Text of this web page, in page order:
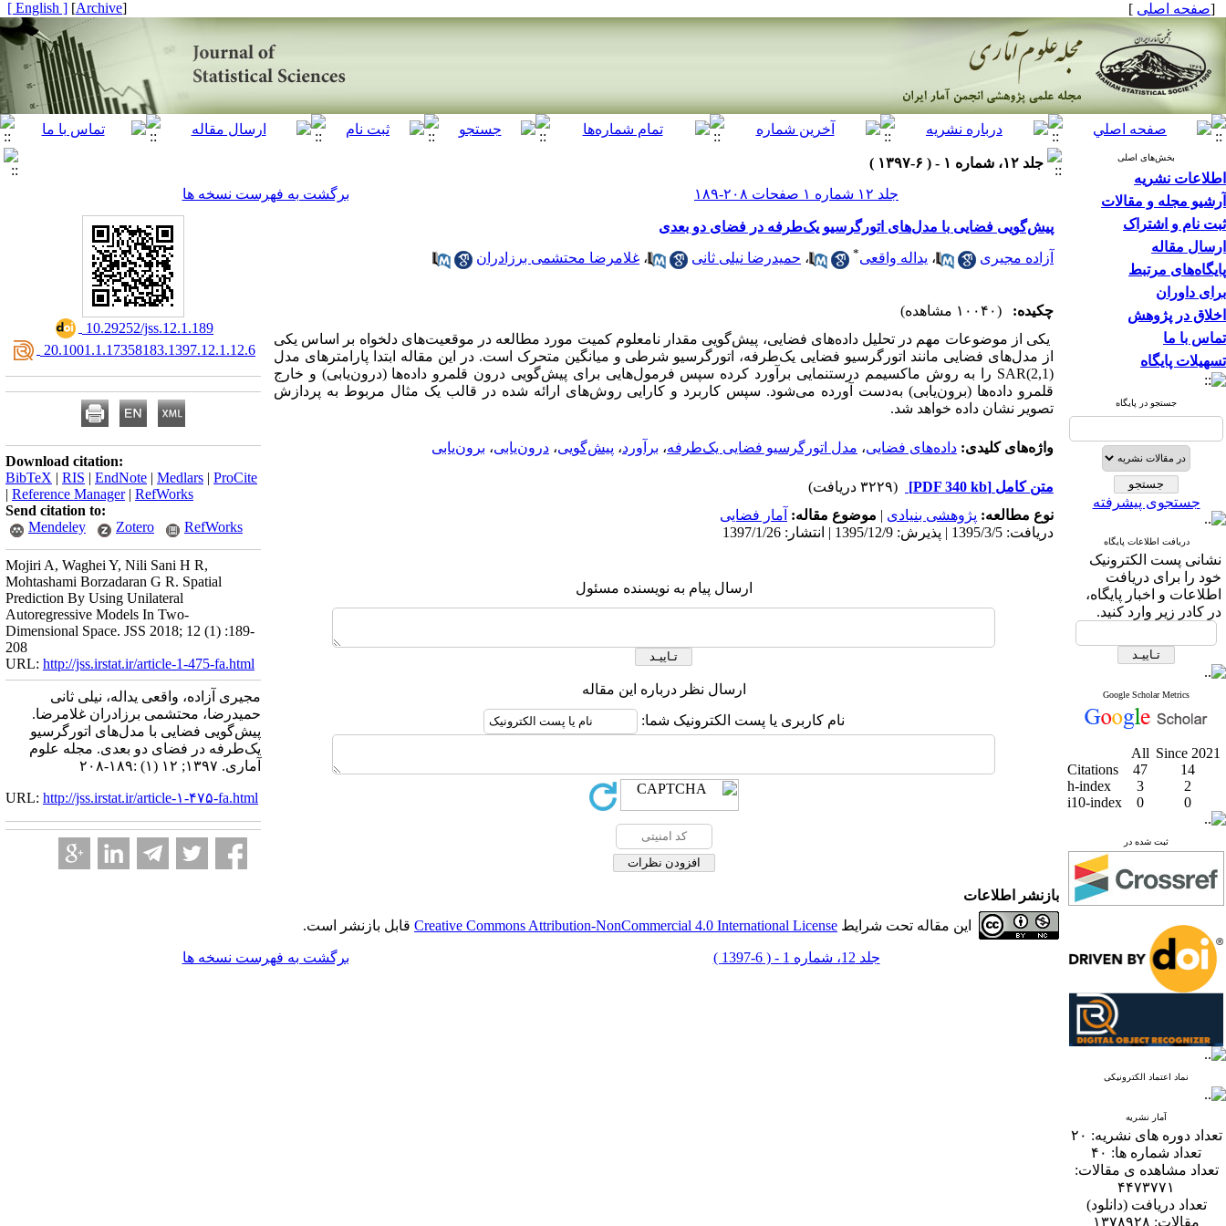
[صفحه اصلی ]
[
Archive
]
[ English ]
بخش‌های اصلی
اطلاعات نشریه
آرشیو مجله و مقالات
ثبت نام و اشتراک
ارسال مقاله
پایگاه‌های مرتبط
برای داوران
اخلاق در پژوهش
تماس با ما
تسهیلات پایگاه
جستجو در پایگاه
جستجوی پیشرفته
دریافت اطلاعات پایگاه
نشانی پست الکترونیک
خود را برای دریافت
اطلاعات و اخبار پایگاه،
در کادر زیر وارد کنید.
Google Scholar Metrics
All Since 2021
Citations
47
14
h-index
3
2
i10-index
0 0
ثبت شده در
نماد اعتماد الکترونیکی
آمار نشریه
تعداد دوره های نشریه: ۲۰
تعداد شماره ها: ۴۰
تعداد مشاهده ی مقالات:
۴۴۷۳۷۷۱
تعداد دریافت (دانلود)
مقالات: ۱۳۷۸۹۲۸
جلد ۱۲، شماره ۱ - ( ۶-۱۳۹۷ )
جلد ۱۲ شماره ۱ صفحات ۲۰۸-۱۸۹
برگشت به فهرست نسخه ها
پیش‌گویی فضایی با مدل‌های اتورگرسیو یک‌طرفه در فضای دو بعدی
آزاده مجیری ، یداله واقعی* ، حمیدرضا نیلی ثانی ، غلامرضا محتشمی برزادران
چکیده:
(۱۰۰۴۰ مشاهده)
یکی از موضوعات مهم در تحلیل داده‌های فضایی، پیش‌گویی مقدار نامعلوم کمیت مورد مطالعه در موقعیت‌های دلخواه بر اساس یکی
از مدل‌های فضایی مانند اتورگرسیو فضایی یک‌طرفه، اتورگرسیو شرطی و میانگین متحرک است. در این مقاله ابتدا پارامترهای مدل
(SAR(2,1 را به روش ماکسیمم درستنمایی برآورد کرده سپس فرمول‌هایی برای پیش‌گویی درون قلمرو داده‌ها (درون‌یابی) و خارج
قلمرو داده‌ها (برون‌یابی) به‌دست آورده می‌شود. سپس کاربرد و کارایی روش‌های ارائه شده در قالب یک مثال مربوط به پردازش
تصویر نشان داده خواهد شد.
واژه‌های کلیدی: داده‌های فضایی، مدل اتورگرسیو فضایی یک‌طرفه، برآورد، پیش‌گویی، درون‌یابی، برون‌یابی
متن کامل [PDF 340 kb]
(۳۲۲۹ دریافت)
نوع مطالعه: پژوهشی بنیادی | موضوع مقاله: آمار فضایی
دریافت: 1395/3/5 | پذیرش: 1395/12/9 | انتشار: 1397/1/26
ارسال پیام به نویسنده مسئول
ارسال نظر درباره این مقاله
نام کاربری یا پست الکترونیک شما:
‎ 10.29252/jss.12.1.189
‎ 20.1001.1.17358183.1397.12.1.12.6
Download citation:
BibTeX | RIS | EndNote | Medlars | ProCite
| Reference Manager| RefWorks
Send citation to:
Mendeley
Zotero RefWorks
Mojiri A, Waghei Y, Nili Sani H R,
Mohtashami Borzadaran G R. Spatial
Prediction By Using Unilateral
Autoregressive Models In Two-
Dimensional Space. JSS 2018; 12 (1) :189-
208
URL: http://jss.irstat.ir/article-1-475-fa.html
مجیری آزاده، واقعی یداله، نیلی ثانی
حمیدرضا، محتشمی برزادران غلامرضا.
پیش‌گویی فضایی با مدل‌های اتورگرسیو
یک‌طرفه در فضای دو بعدی. مجله علوم
آماری. ۱۳۹۷; ۱۲ (۱) :۱۸۹-۲۰۸
URL: http://jss.irstat.ir/article-۱-۴۷۵-fa.html
بازنشر اطلاعات
این مقاله تحت شرایط Creative Commons Attribution-NonCommercial 4.0 International License قابل بازنشر است.
جلد 12، شماره 1 - ( 6-1397 ) برگشت به فهرست نسخه ها